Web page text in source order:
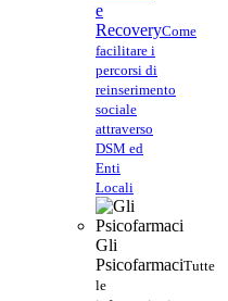
e
RecoveryCome
facilitare i
percorsi di
reinserimento
sociale
attraverso
DSM ed
Enti
Locali
Gli
PsicofarmaciTutte
le